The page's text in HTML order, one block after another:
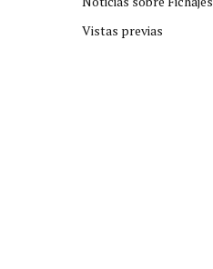
Vistas previas